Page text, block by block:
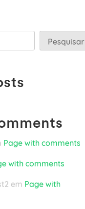
Pesquisar
Page with comments
with comments
em Page with